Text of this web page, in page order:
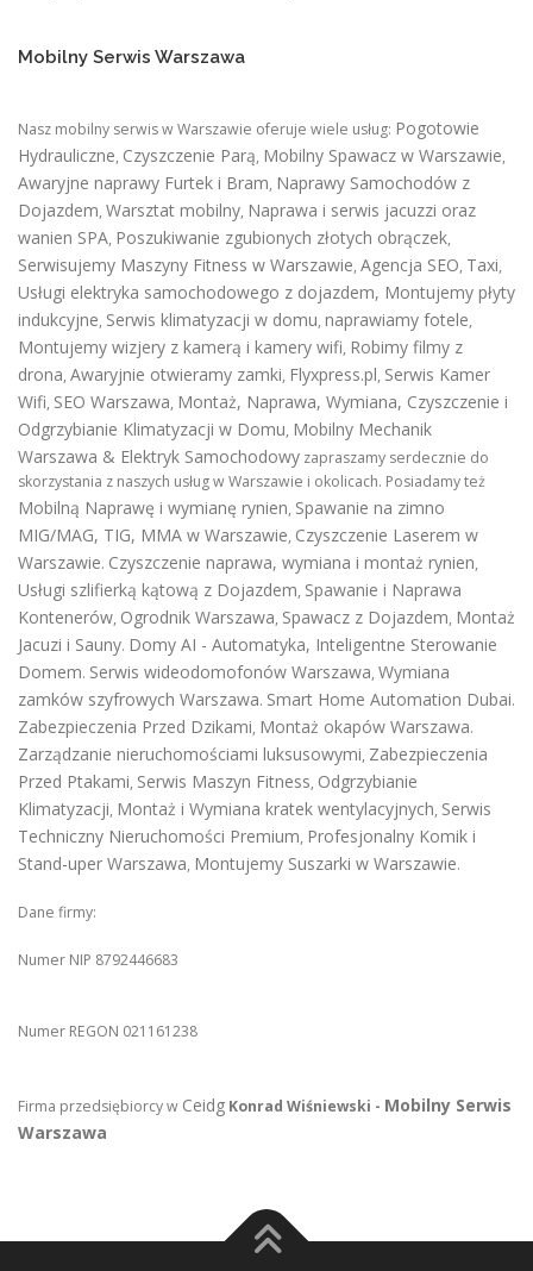
Mobilny Serwis Warszawa
Nasz mobilny serwis w Warszawie oferuje wiele usług: Pogotowie
Hydrauliczne, Czyszczenie Parą, Mobilny Spawacz w Warszawie,
Awaryjne naprawy Furtek i Bram, Naprawy Samochodów z
Dojazdem, Warsztat mobilny, Naprawa i serwis jacuzzi oraz
wanien SPA, Poszukiwanie zgubionych złotych obrączek,
Serwisujemy Maszyny Fitness w Warszawie, Agencja SEO, Taxi,
Usługi elektryka samochodowego z dojazdem, Montujemy płyty
indukcyjne, Serwis klimatyzacji w domu, naprawiamy fotele,
Montujemy wizjery z kamerą i kamery wifi, Robimy filmy z
drona, Awaryjnie otwieramy zamki, Flyxpress.pl, Serwis Kamer
Wifi, SEO Warszawa, Montaż, Naprawa, Wymiana, Czyszczenie i
Odgrzybianie Klimatyzacji w Domu, Mobilny Mechanik
Warszawa & Elektryk Samochodowy zapraszamy serdecznie do
skorzystania z naszych usług w Warszawie i okolicach. Posiadamy też
Mobilną Naprawę i wymianę rynien, Spawanie na zimno
MIG/MAG, TIG, MMA w Warszawie, Czyszczenie Laserem w
Warszawie. Czyszczenie naprawa, wymiana i montaż rynien,
Usługi szlifierką kątową z Dojazdem, Spawanie i Naprawa
Kontenerów, Ogrodnik Warszawa, Spawacz z Dojazdem, Montaż
Jacuzi i Sauny. Domy AI - Automatyka, Inteligentne Sterowanie
Domem. Serwis wideodomofonów Warszawa, Wymiana
zamków szyfrowych Warszawa. Smart Home Automation Dubai.
Zabezpieczenia Przed Dzikami, Montaż okapów Warszawa.
Zarządzanie nieruchomościami luksusowymi, Zabezpieczenia
Przed Ptakami, Serwis Maszyn Fitness, Odgrzybianie
Klimatyzacji, Montaż i Wymiana kratek wentylacyjnych, Serwis
Techniczny Nieruchomości Premium, Profesjonalny Komik i
Stand-uper Warszawa, Montujemy Suszarki w Warszawie.
Dane firmy:
Numer NIP 8792446683
Numer REGON 021161238
Firma przedsiębiorcy w Ceidg Konrad Wiśniewski - Mobilny Serwis
Warszawa